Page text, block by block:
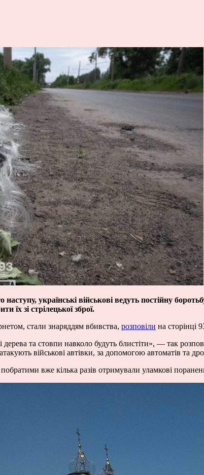
наступу, українські військові ведуть постійну
їх зі стрілецької зброї.
стали знаряддям вбивства, розповіли на сторінці
та стовпи навколо будуть блистіти», — так
військові автівки, за допомогою автоматів та
вже кілька разів отримували уламкові